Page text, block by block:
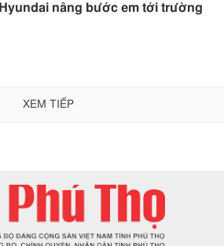
Hyundai nâng bước em tới trường
XEM TIẾP